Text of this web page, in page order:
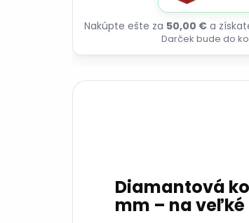
Nakúpte ešte za 50,00 € a
Darček bude do
Diamantová
mm – na